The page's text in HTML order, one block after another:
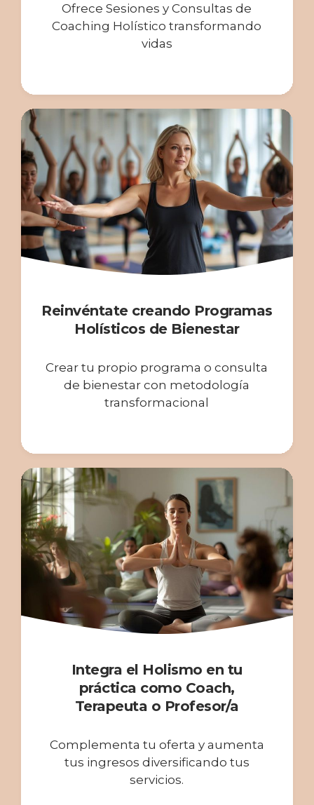
Ofrece Sesiones y Consultas de
Coaching Holístico transformando
vidas
Reinvéntate creando Programas
Holísticos de Bienestar
Crear tu propio programa o consulta
de bienestar con metodología
transformacional
Integra el Holismo en tu
práctica como Coach,
Terapeuta o Profesor/a
Complementa tu oferta y aumenta
tus ingresos diversificando tus
servicios.